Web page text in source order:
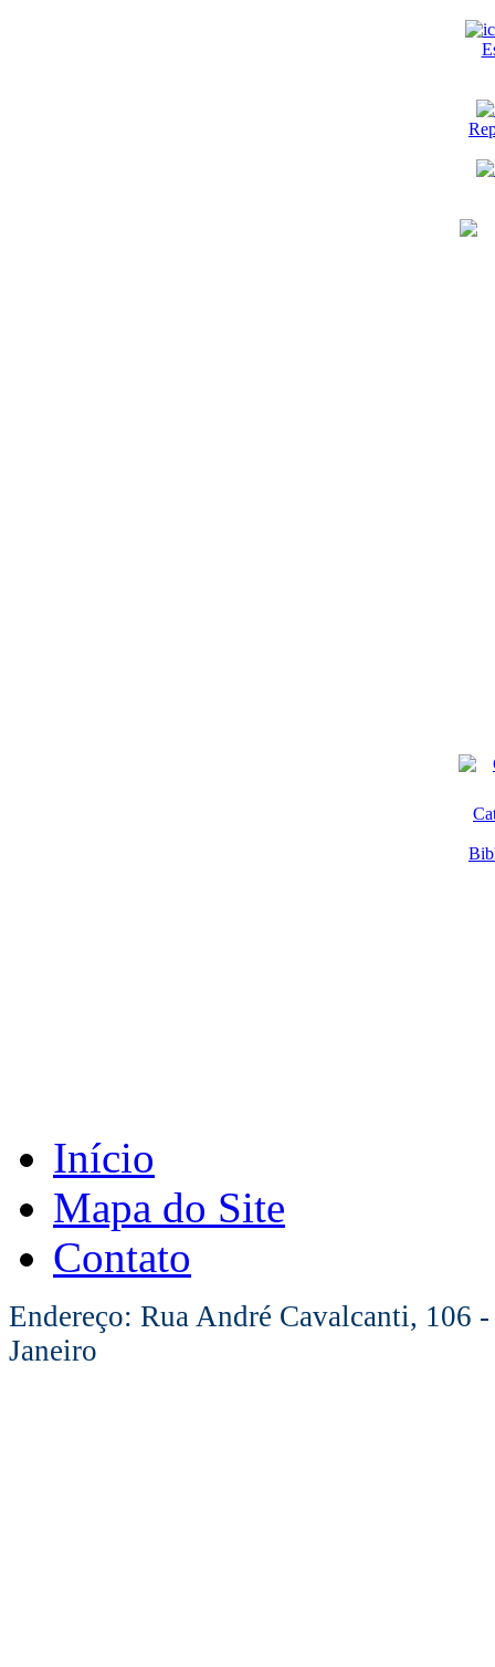
Início
Mapa do Site
Contato
Endereço: Rua André Cavalcanti, 106
Janeiro